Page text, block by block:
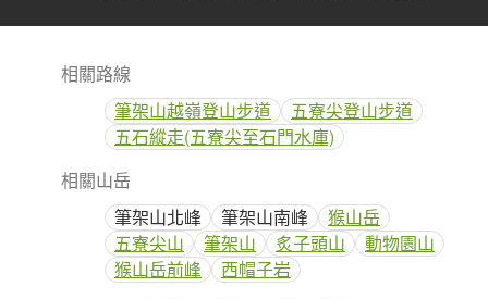
相關路線
筆架山越嶺登山步道
五寮尖登山步道
五石縱走(五寮尖至石門水庫)
相關山岳
筆架山北峰
筆架山南峰
猴山岳
五寮尖山
筆架山 炙子頭山
動物園山
猴山岳前峰
西帽子岩